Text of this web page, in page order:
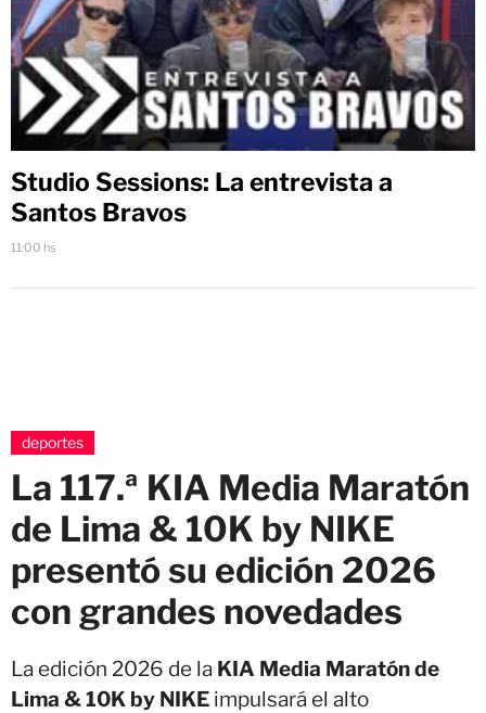
Studio Sessions: La entrevista a
Santos Bravos
11:00 hs
deportes
La 117.ª KIA Media Maratón
de Lima & 10K by NIKE
presentó su edición 2026
con grandes novedades
La edición 2026 de la KIA Media Maratón de
Lima & 10K by NIKE impulsará el alto